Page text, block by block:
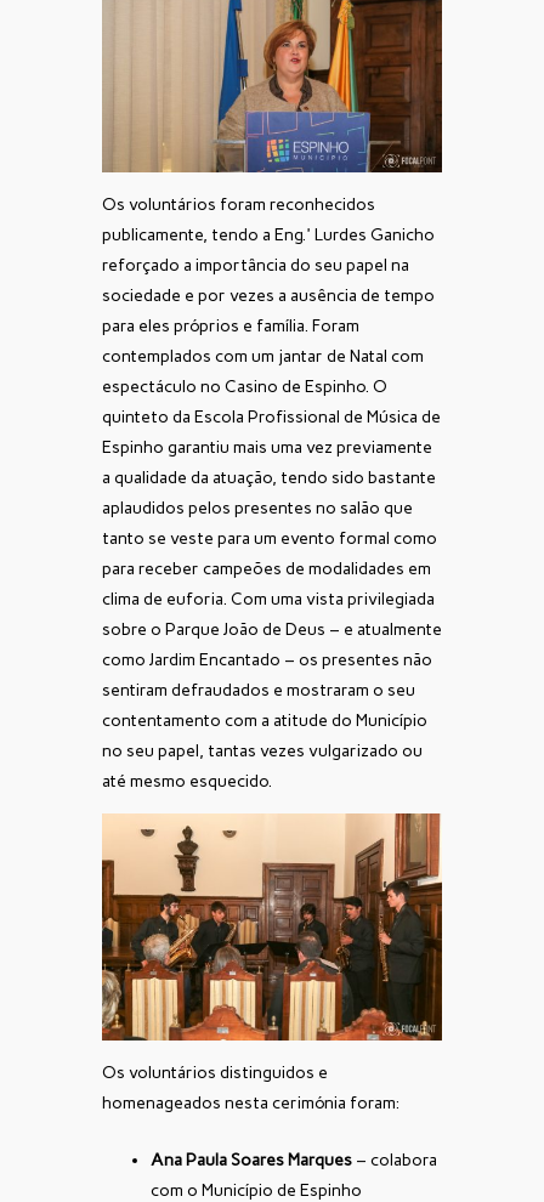
Os voluntários foram reconhecidos
publicamente, tendo a Eng.ª Lurdes Ganicho
reforçado a importância do seu papel na
sociedade e por vezes a ausência de tempo
para eles próprios e família. Foram
contemplados com um jantar de Natal com
espectáculo no Casino de Espinho. O
quinteto da Escola Profissional de Música de
Espinho garantiu mais uma vez previamente
a qualidade da atuação, tendo sido bastante
aplaudidos pelos presentes no salão que
tanto se veste para um evento formal como
para receber campeões de modalidades em
clima de euforia. Com uma vista privilegiada
sobre o Parque João de Deus – e atualmente
como Jardim Encantado – os presentes não
sentiram defraudados e mostraram o seu
contentamento com a atitude do Município
no seu papel, tantas vezes vulgarizado ou
até mesmo esquecido.
Os voluntários distinguidos e
homenageados nesta cerimónia foram:
Ana Paula Soares Marques – colabora
com o Município de Espinho